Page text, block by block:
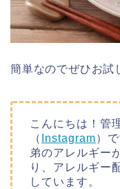
簡単なのでぜひお試
こんにちは！管
（ Instagram）で
弟のアレルギー
り、アレルギー
しています。